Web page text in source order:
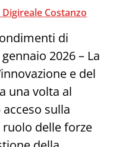
Costanzo
di
2026 – La
e del
una volta al
sulla
ruolo delle forze